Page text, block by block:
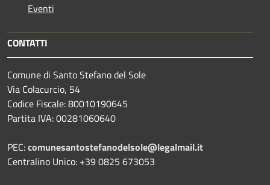
Eventi
CONTATTI
Comune di Santo Stefano del Sole
Via Colacurcio, 54
Codice Fiscale: 80010190645
Partita IVA: 00281060640
PEC:comunesantostefanodelsole@legalmail.it
Centralino Unico: +39 0825 673053